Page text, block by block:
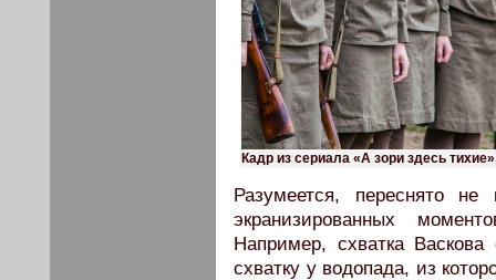
Кадр из сериала «А зори здесь
Разумеется, переснято
экранизированных
Например, схватка
схватку у водопада, из